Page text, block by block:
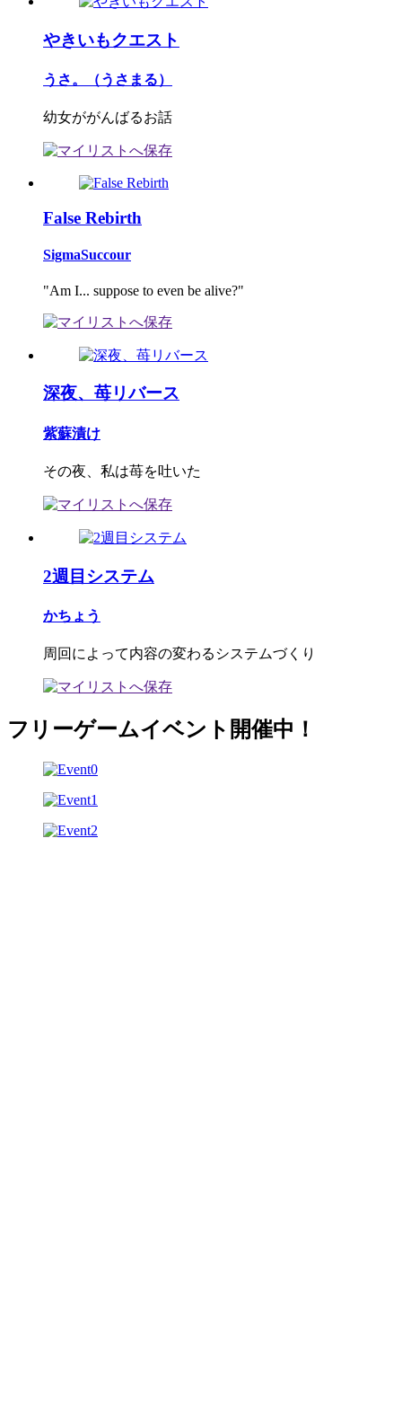
やきいもクエスト
うさ。（うさまる）
幼女ががんばるお話
False Rebirth
SigmaSuccour
"Am I... suppose to even be alive?"
深夜、苺リバース
紫蘇漬け
その夜、私は苺を吐いた
2週目システム
かちょう
周回によって内容の変わるシステムづくり
フリーゲームイベント開催中！